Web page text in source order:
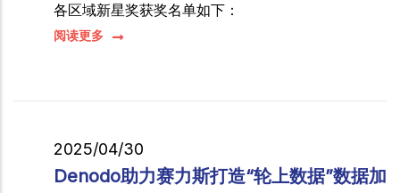
各区域新星奖获奖名单如下：
阅读更多
2025/04/30
Denodo助力赛力斯打造“轮上数据”数据加